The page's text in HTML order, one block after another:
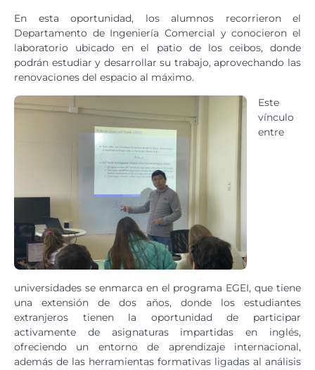
En esta oportunidad, los alumnos recorrieron el
Departamento de Ingeniería Comercial y conocieron el
laboratorio ubicado en el patio de los ceibos, donde
podrán estudiar y desarrollar su trabajo, aprovechando las
renovaciones del espacio al máximo.
Este
vínculo
entre
universidades se enmarca en el programa EGEI, que tiene
una extensión de dos años, donde los estudiantes
extranjeros tienen la oportunidad de participar
activamente de asignaturas impartidas en inglés,
ofreciendo un entorno de aprendizaje internacional,
además de las herramientas formativas ligadas al análisis